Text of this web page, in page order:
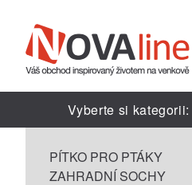
Vyberte si kategorii:
PÍTKO PRO PTÁKY
ZAHRADNÍ SOCHY